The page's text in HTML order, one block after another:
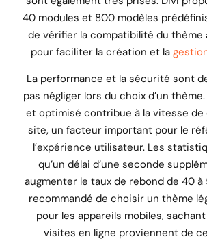
40 modules et 800 modèles
de vérifier la compatibilité du thème
pour faciliter la création et la
La performance et la sécurité sont
pas négliger lors du choix d’un
et optimisé contribue à la vitesse de
site, un facteur important pour le
l’expérience utilisateur. Les
qu’un délai d’une seconde
augmenter le taux de rebond de 40 à
recommandé de choisir un thème
pour les appareils mobiles,
visites en ligne proviennent de